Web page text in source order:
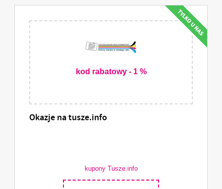
kod rabatowy - 1 %
Okazje na tusze.info
kupony Tusze.info